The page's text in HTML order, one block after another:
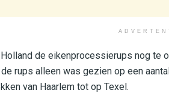
de eikenprocessierups nog te
rups alleen was gezien op een
van Haarlem tot op Texel.